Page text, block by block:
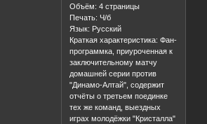
Объём: 4 страницы
Печать: Ч/б
Язык: Русский
Краткая характеристика: Фан-
программка, приуроченная к
заключительному матчу
домашней серии против
"Динамо-Алтай", содержит
отчёты о третьем поединке
тех же команд, выездных
играх молодёжки "Кристалла"